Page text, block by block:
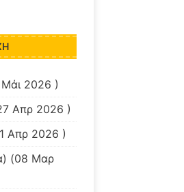
2026 )
Απρ 2026 )
Απρ 2026 )
(08 Μαρ